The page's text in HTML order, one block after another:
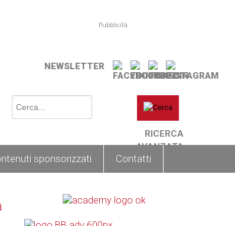
Pubblicità
NEWSLETTER
RICERCA
AVANZATA
sponsorizzati Contatti